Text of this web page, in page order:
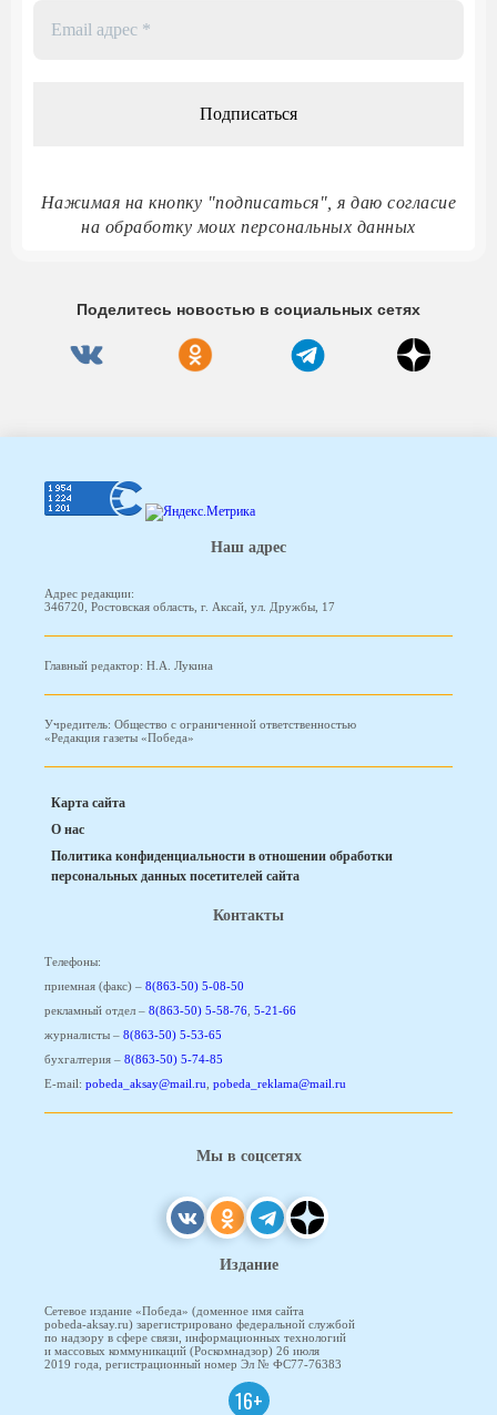
Нажимая на кнопку "подписаться", я даю согласие
на обработку моих персональных данных
Поделитесь новостью в социальных сетях
Наш адрес
Адрес редакции:
346720, Ростовская область, г. Аксай, ул. Дружбы, 17
Главный редактор: Н.А. Лукина
Учредитель: Общество с ограниченной ответственностью
«Редакция газеты «Победа»
Карта сайта
О нас
Политика конфиденциальности в отношении обработки
персональных данных посетителей сайта
Контакты
Телефоны:
приемная (факс) – 8(863-50) 5-08-50
рекламный отдел – 8(863-50) 5-58-76, 5-21-66
журналисты – 8(863-50) 5-53-65
бухгалтерия – 8(863-50) 5-74-85
E-mail: pobeda_aksay@mail.ru, pobeda_reklama@mail.ru
Мы в соцсетях
Издание
Сетевое издание «Победа» (доменное имя сайта
pobeda-aksay.ru) зарегистрировано федеральной службой
по надзору в сфере связи, информационных технологий
и массовых коммуникаций (Роскомнадзор) 26 июля
2019 года, регистрационный номер Эл № ФС77-76383
16+